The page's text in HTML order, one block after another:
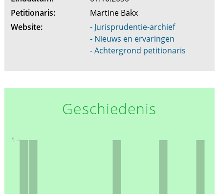
Petitionaris:
Martine Bakx
Website:
- Jurisprudentie-archief
- Nieuws en ervaringen
- Achtergrond petitionaris
Geschiedenis